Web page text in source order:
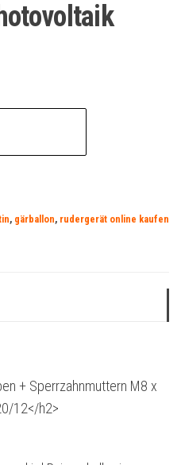
, gärballon, rudergerät online kaufen
+ Sperrzahnmuttern M8 x
12</h2>